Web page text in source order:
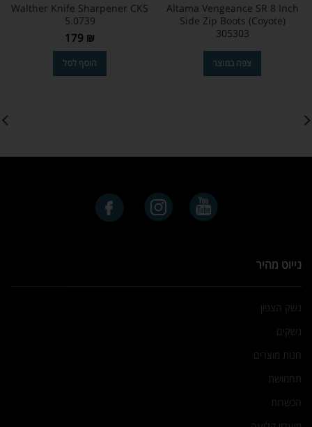
Altama Vengeance SR 8 Inch
Side Zip Boots (Coyote)
305303
צפה במוצר
Walther Knife Sharpener CKS
5.0739
179 ₪
הוסף לסל
נייוט מהיר
נשק הצפון
נשקים
חנות מוצרים
תחמושת
הכשרות